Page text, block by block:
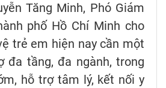
Tăng Minh, Phó Giám
phố Hồ Chí Minh cho
trẻ em hiện nay cần một
đa tầng, đa ngành, trong
hỗ trợ tâm lý, kết nối y